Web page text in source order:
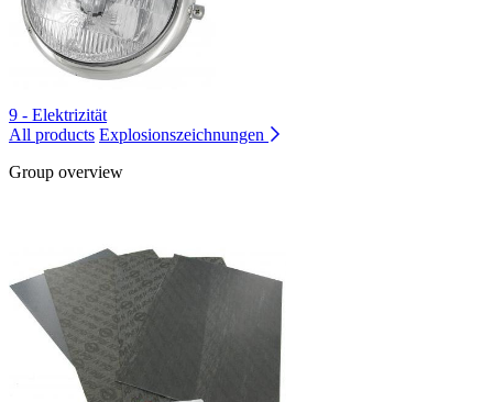
9 - Elektrizität
All products Explosionszeichnungen
Group overview